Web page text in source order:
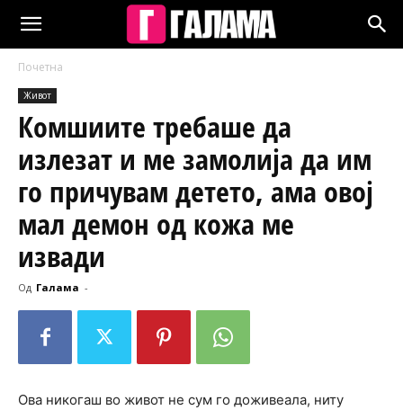
Почетна
Живот
Комшиите требаше да
излезат и ме замолија да им
го причувам детето, ама овој
мал демон од кожа ме
извади
Од Галама -
Ова никогаш во живот не сум го доживеала, ниту